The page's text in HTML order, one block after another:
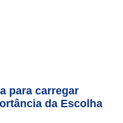
para carregar
da Escolha